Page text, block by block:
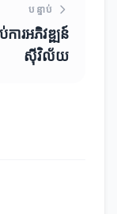
បន្ទាប់
ារ​អភិវឌ្ឍន៍
ស៊ីវិល័យ